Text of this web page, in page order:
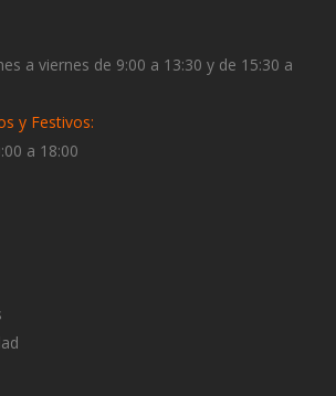
a viernes de 9:00 a 13:30 y de 15:30 a
y Festivos:
a 18:00